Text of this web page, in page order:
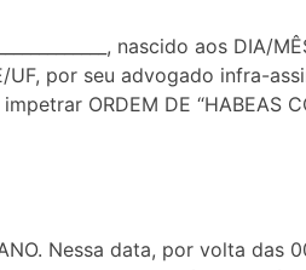
nascido aos DIA/
UF, por seu advogado infra-
ORDEM DE “HABEAS
Nessa data, por volta das